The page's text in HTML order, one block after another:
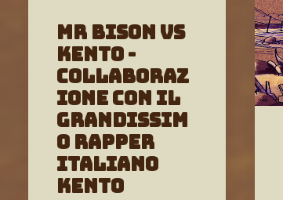
MR BISON vs
KENTO -
Collaboraz
ione con il
grandissim
o Rapper
Italiano
KENTO